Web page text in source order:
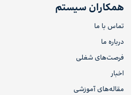
همکاران سیستم
تماس با ما
درباره ما
فرصت‌های شغلی
اخبار
مقاله‌های آموزشی